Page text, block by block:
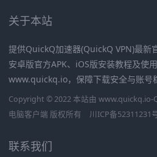
关于本站
提供QuickQ加速器(QuickQ VPN)最新
安卓版官方APK、iOS版安装教程及使
www.quickq.io，保障下载安全与账号
Copyright © 2022 本站由 www.quickq.io-
电脑客户端 版权所有
川ICP备52311231
联系我们